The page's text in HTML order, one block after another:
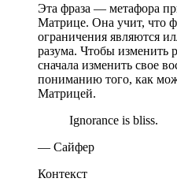
Эта фраза — метафора
Матрице. Она учит, что
ограничения являются
разума. Чтобы изменить
сначала изменить свое
пониманию того, как
Матрицей.
Ignorance is bliss.
— Сайфер
Контекст